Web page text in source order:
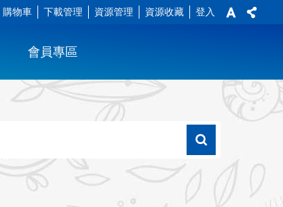
購物車 下載管理 資源管理 資源收藏 登入
會員專區